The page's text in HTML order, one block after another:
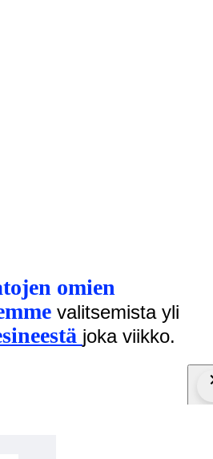
omien
valitsemista yli
​joka viikko.